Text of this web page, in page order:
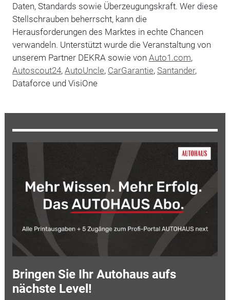
Daten, Standards sowie Überzeugungskraft. Wer diese
Stellschrauben beherrscht, kann die
Herausforderungen des Marktes in echte Chancen
verwandeln. Unterstützt wurde die Veranstaltung von
unserem Partner DEKRA sowie von Auto1.com,
Autoscout24, AutoUncle, CarGarantie, Santander,
Dataforce und VisiOne
Bringen Sie Ihr Autohaus aufs
nächste Level!